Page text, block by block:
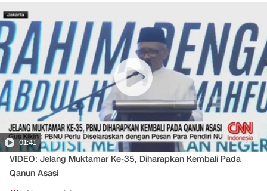
01:41
VIDEO: Jelang Muktamar Ke-35, Diharapkan Kembali Pada
Qanun Asasi